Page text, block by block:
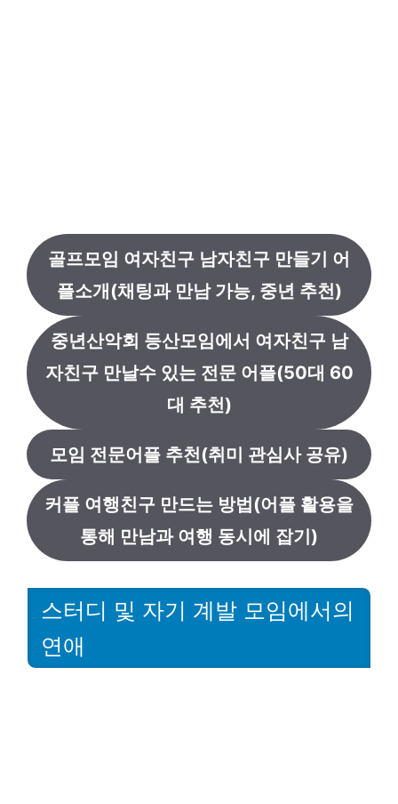
골프모임 여자친구 남자친구 만들기 어
플소개(채팅과 만남 가능, 중년 추천)
중년산악회 등산모임에서 여자친구 남
자친구 만날수 있는 전문 어플(50대 60
대 추천)
모임 전문어플 추천(취미 관심사 공유)
커플 여행친구 만드는 방법(어플 활용을
통해 만남과 여행 동시에 잡기)
스터디 및 자기 계발 모임에서의
연애